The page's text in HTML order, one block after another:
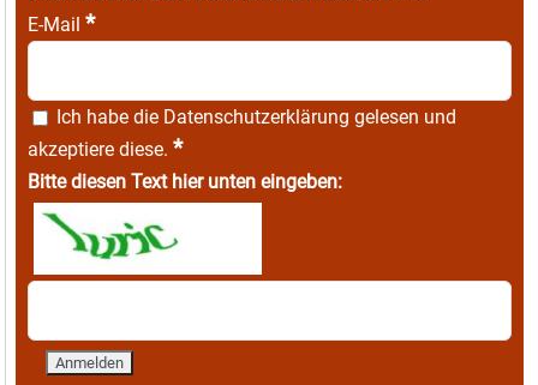
E-Mail *
Ich habe die Datenschutzerklärung gelesen und
akzeptiere diese. *
Bitte diesen Text hier unten eingeben: